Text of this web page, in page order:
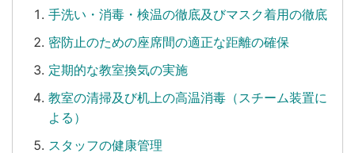
手洗い ・ 消毒 ・ 検温の徹底及びマスク着用の徹底
密防止のための座席間の適正な距離の確保
定期的な教室換気の実施
教室の清掃及び机上の高温消毒（スチーム装置に
よる）
スタッフの健康管理